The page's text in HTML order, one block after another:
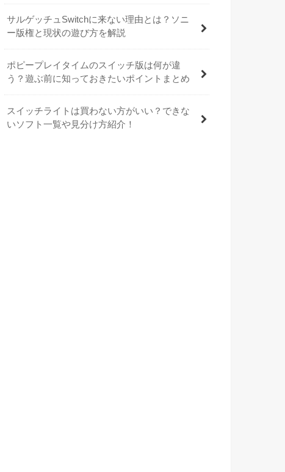
サルゲッチュSwitchに来ない理由とは？ソニ
ー版権と現状の遊び方を解説
ポピープレイタイムのスイッチ版は何が違
う？遊ぶ前に知っておきたいポイントまとめ
スイッチライトは買わない方がいい？できな
いソフト一覧や見分け方紹介！